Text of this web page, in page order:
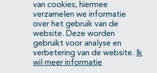
(088) 505 34 34
info@richtlijnendatabase.nl
YouTubeLinkedIn
van cookies, hiermee
verzamelen we informatie
over het gebruik van de
website. Deze worden
gebruikt voor analyse en
verbetering van de website.
Ik
wil meer informatie